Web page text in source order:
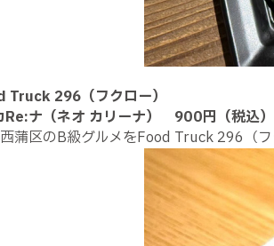
Truck 296（フクロー）
Re:ナ（ネオ カリーナ） 900円（税込）
蒲区のB級グルメをFood Truck 296（